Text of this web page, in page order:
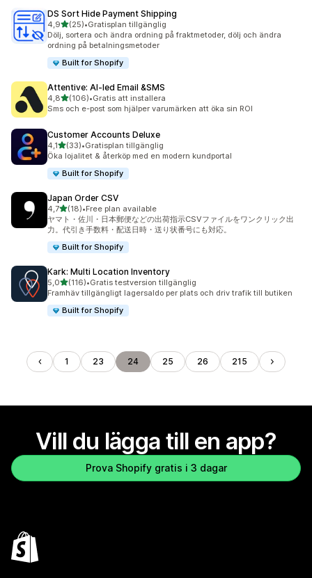
DS Sort Hide Payment Shipping
4,9av 5 stjärnor
(25)
25 recensioner totalt
•Gratisplan tillgänglig
Dölj, sortera och ändra ordning på fraktmetoder, dölj och ändra
ordning på betalningsmetoder
Built for Shopify
Attentive: AI‑led Email &SMS
4,8av 5 stjärnor
(106)
106 recensioner totalt
•Gratis att installera
Sms och e-post som hjälper varumärken att öka sin ROI
Customer Accounts Deluxe
4,1av 5 stjärnor
(33)
33 recensioner totalt
•Gratisplan tillgänglig
Öka lojalitet & återköp med en modern kundportal
Built for Shopify
Japan Order CSV
4,7av 5 stjärnor
(18)
18 recensioner totalt
•Free plan available
ヤマト・佐川・日本郵便などの出荷指示CSVファイルをワンクリック出
力。代引き手数料・配送日時・送り状番号にも対応。
Built for Shopify
Kark: Multi Location Inventory
5,0av 5 stjärnor
(116)
116 recensioner totalt
•Gratis testversion tillgänglig
Framhäv tillgängligt lagersaldo per plats och driv trafik till butiken
Built for Shopify
1 23 24 25 26 215
Vill du lägga till en app?
Prova Shopify gratis i 3 dagar